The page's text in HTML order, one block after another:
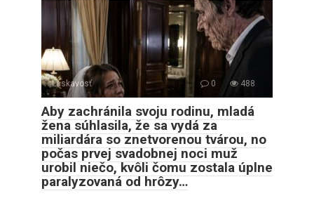
Láskavosť 0 488
Aby zachránila svoju rodinu, mladá
žena súhlasila, že sa vydá za
miliardára so znetvorenou tvárou, no
počas prvej svadobnej noci muž
urobil niečo, kvôli čomu zostala úplne
paralyzovaná od hrôzy…